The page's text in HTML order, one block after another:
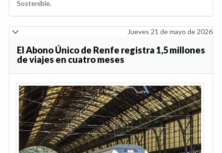
Sostenible.
Jueves 21 de mayo de 2026
El Abono Único de Renfe registra 1,5 millones
de viajes en cuatro meses